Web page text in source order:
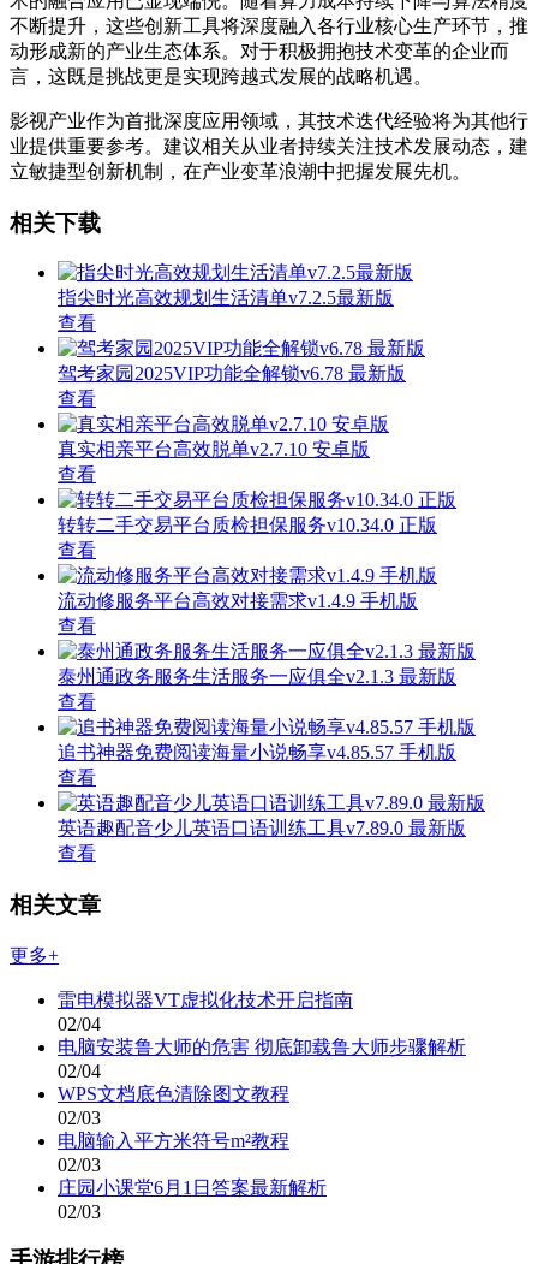
不断提升，这些创新工具将深度融入各行业核心生产环节，推
动形成新的产业生态体系。对于积极拥抱技术变革的企业而
言，这既是挑战更是实现跨越式发展的战略机遇。
影视产业作为首批深度应用领域，其技术迭代经验将为其他行
业提供重要参考。建议相关从业者持续关注技术发展动态，建
立敏捷型创新机制，在产业变革浪潮中把握发展先机。
相关下载
指尖时光高效规划生活清单v7.2.5最新版
查看
驾考家园2025VIP功能全解锁v6.78 最新版
查看
真实相亲平台高效脱单v2.7.10 安卓版
查看
转转二手交易平台质检担保服务v10.34.0 正版
查看
流动修服务平台高效对接需求v1.4.9 手机版
查看
泰州通政务服务生活服务一应俱全v2.1.3 最新版
查看
追书神器免费阅读海量小说畅享v4.85.57 手机版
查看
英语趣配音少儿英语口语训练工具v7.89.0 最新版
查看
相关文章
更多+
雷电模拟器VT虚拟化技术开启指南
02/04
电脑安装鲁大师的危害 彻底卸载鲁大师步骤解析
02/04
WPS文档底色清除图文教程
02/03
电脑输入平方米符号m²教程
02/03
庄园小课堂6月1日答案最新解析
02/03